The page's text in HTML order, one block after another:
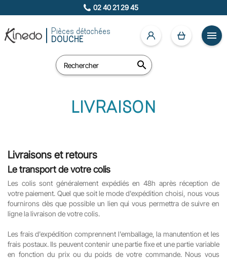
02 40 21 29 45

Pièces détachées
DOUCHE

LIVRAISON
Livraisons et retours
Le transport de votre colis
Les colis sont généralement expédiés en 48h après réception de
votre paiement. Quel que soit le mode d'expédition choisi, nous vous
fournirons dès que possible un lien qui vous permettra de suivre en
ligne la livraison de votre colis.
Les frais d'expédition comprennent l'emballage, la manutention et les
frais postaux. Ils peuvent contenir une partie fixe et une partie variable
en fonction du prix ou du poids de votre commande. Nous vous